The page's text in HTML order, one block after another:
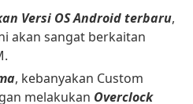
Versi OS Android terbaru,
akan sangat berkaitan
, kebanyakan Custom
melakukan Overclock